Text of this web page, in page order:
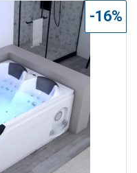
bain à température
soulignent joliment la
de créer une ambiance
de baignoire balnéo
d'une radio. Installé
tête, profitez de
relaxer. L'entretien de
est rapide et facile. Ce
de 5 ans. Le + de ma
la finition droite
parfaite de cette
long dans votre salle
-16%